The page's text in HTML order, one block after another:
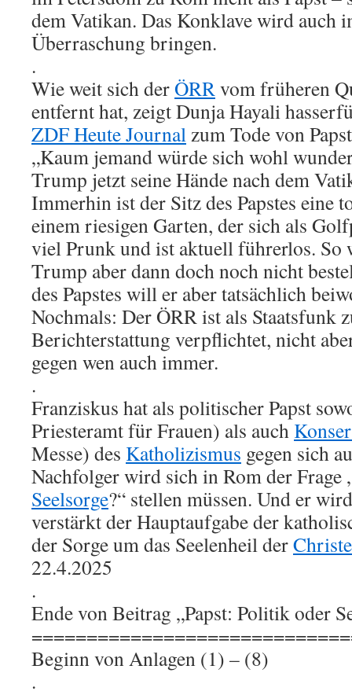
dem Vatikan. Das Konklave wird auch
Überraschung bringen.
.
Wie weit sich derÖRRvom früheren
entfernt hat, zeigt Dunja Hayali
ZDF Heute Journalzum Tode von
„Kaum jemand würde sich wohl
Trump jetzt seine Hände nach dem
Immerhin ist der Sitz des Papstes eine
einem riesigen Garten, der sich als
viel Prunk und ist aktuell führerlos. So
Trump aber dann doch noch nicht
des Papstes will er aber tatsächlich
Nochmals: Der ÖRR ist als Staatsfunk
Berichterstattung verpflichtet, nicht
gegen wen auch immer.
.
Franziskus hat als politischer Papst
Priesteramt für Frauen) als auch
Messe) des Katholizismus gegen sich
Nachfolger wird sich in Rom der Frage
Seelsorge?“ stellen müssen. Und er
verstärkt der Hauptaufgabe der
der Sorge um das Seelenheil der
22.4.2025
.
Ende von Beitrag „Papst: Politik oder
Beginn von Anlagen (1) – (8)
.